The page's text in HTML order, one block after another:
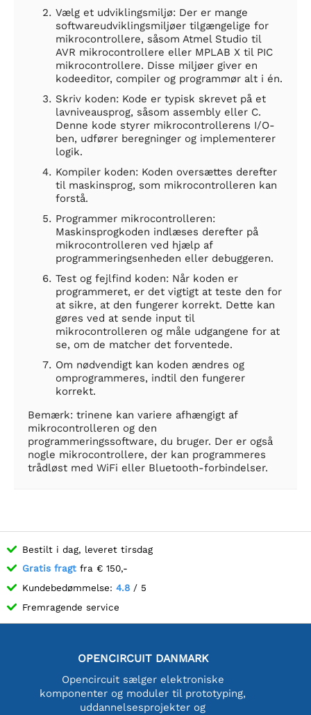
Vælg et udviklingsmiljø: Der er mange
softwareudviklingsmiljøer tilgængelige for
mikrocontrollere, såsom Atmel Studio til
AVR mikrocontrollere eller MPLAB X til PIC
mikrocontrollere. Disse miljøer giver en
kodeeditor, compiler og programmør alt i én.
Skriv koden: Kode er typisk skrevet på et
lavniveausprog, såsom assembly eller C.
Denne kode styrer mikrocontrollerens I/O-
ben, udfører beregninger og implementerer
logik.
Kompiler koden: Koden oversættes derefter
til maskinsprog, som mikrocontrolleren kan
forstå.
Programmer mikrocontrolleren:
Maskinsprogkoden indlæses derefter på
mikrocontrolleren ved hjælp af
programmeringsenheden eller debuggeren.
Test og fejlfind koden: Når koden er
programmeret, er det vigtigt at teste den for
at sikre, at den fungerer korrekt. Dette kan
gøres ved at sende input til
mikrocontrolleren og måle udgangene for at
se, om de matcher det forventede.
Om nødvendigt kan koden ændres og
omprogrammeres, indtil den fungerer
korrekt.
Bemærk: trinene kan variere afhængigt af
mikrocontrolleren og den
programmeringssoftware, du bruger. Der er også
nogle mikrocontrollere, der kan programmeres
trådløst med WiFi eller Bluetooth-forbindelser.
Bestilt i dag, leveret tirsdag
Gratis fragt fra € 150,-
Kundebedømmelse: 4.8 / 5
Fremragende service
OPENCIRCUIT DANMARK
Opencircuit sælger elektroniske
komponenter og moduler til prototyping,
uddannelsesprojekter og